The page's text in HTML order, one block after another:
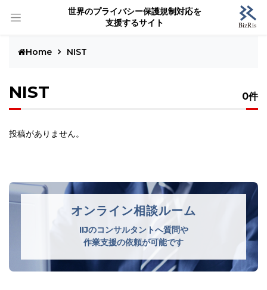
世界のプライバシー保護規制対応を
支援するサイト
Home NIST
NIST 0件
投稿がありません。
オンライン相談ルーム
IIJのコンサルタントへ質問や
作業支援の依頼が可能です